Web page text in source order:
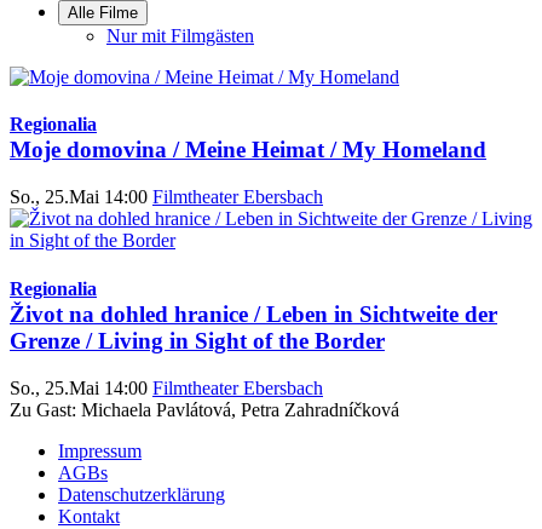
Alle Filme
Nur mit Filmgästen
Regionalia
Moje domovina / Meine Heimat / My Homeland
So., 25.Mai 14:00 Filmtheater Ebersbach
Regionalia
Život na dohled hranice / Leben in Sichtweite der
Grenze / Living in Sight of the Border
So., 25.Mai 14:00 Filmtheater Ebersbach
Zu Gast: Michaela Pavlátová, Petra Zahradníčková
Impressum
AGBs
Datenschutzerklärung
Kontakt